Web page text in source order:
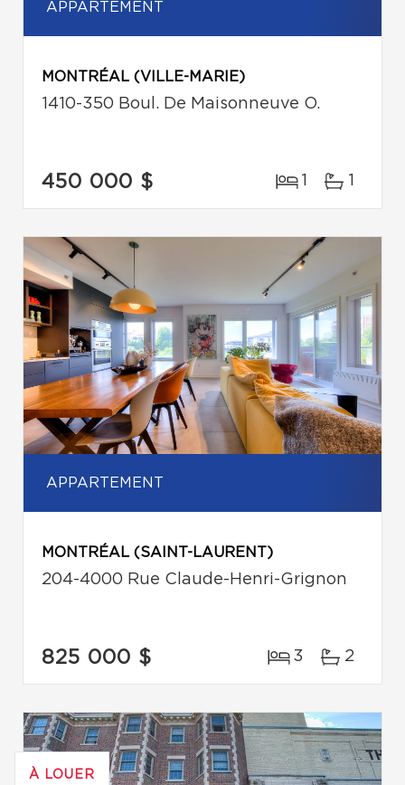
APPARTEMENT
MONTRÉAL (VILLE-MARIE)
1410-350 Boul. De Maisonneuve O.
450 000 $ 1 1
APPARTEMENT
MONTRÉAL (SAINT-LAURENT)
204-4000 Rue Claude-Henri-Grignon
825 000 $ 3 2
À LOUER